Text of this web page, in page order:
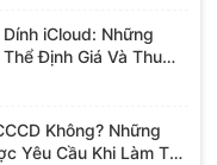
iCloud: Những
Định Giá Và Thu
Không? Những
Yêu Cầu Khi Làm Thủ